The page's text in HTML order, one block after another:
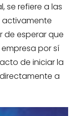
se refiere a las
activamente
de esperar que
por sí
de iniciar la
a